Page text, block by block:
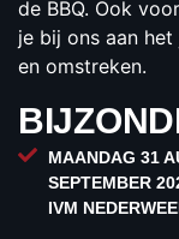
de BBQ. Ook
je bij ons aan
en omstreken.
MAANDAG 31
SEPTEMBER
IVM